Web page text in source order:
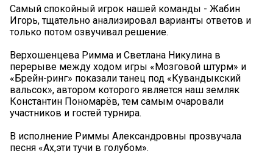
Самый спокойный игрок нашей команды - Жабин
Игорь, тщательно анализировал варианты ответов и
только потом озвучивал решение.
Верхошенцева Римма и Светлана Никулина в
перерыве между ходом игры «Мозговой штурм» и
«Брейн-ринг» показали танец под «Кувандыкский
вальсок», автором которого является наш земляк
Константин Пономарёв, тем самым очаровали
участников и гостей турнира.
В исполнение Риммы Александровны прозвучала
песня «Ах,эти тучи в голубом».